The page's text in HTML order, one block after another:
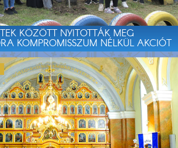
KÖZÖTT NYITOTTÁK MEG
KOMPROMISSZUM NÉLKÜL AKCIÓT